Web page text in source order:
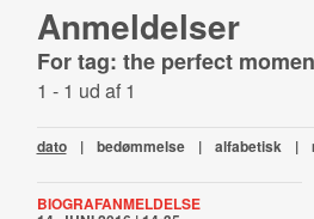
Anmeldelser
For tag: the perfect
1 - 1 ud af 1
dato | bedømmelse | alfabetisk |
BIOGRAFANMELDELSE